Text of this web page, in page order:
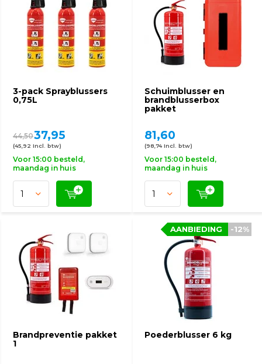
3-pack Sprayblussers
0,75L
44,5037,95
(45,92 Incl. btw)
Voor 15:00 besteld,
maandag in huis
Schuimblusser en
brandblusserbox
pakket
81,60
(98,74 Incl. btw)
Voor 15:00 besteld,
maandag in huis
Brandpreventie pakket
1
Poederblusser 6 kg
-12%
AANBIEDING